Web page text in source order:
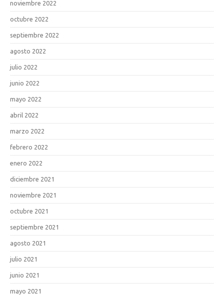
noviembre 2022
octubre 2022
septiembre 2022
agosto 2022
julio 2022
junio 2022
mayo 2022
abril 2022
marzo 2022
febrero 2022
enero 2022
diciembre 2021
noviembre 2021
octubre 2021
septiembre 2021
agosto 2021
julio 2021
junio 2021
mayo 2021